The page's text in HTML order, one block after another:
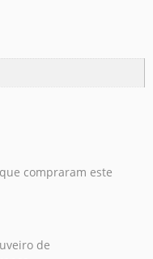
compraram este